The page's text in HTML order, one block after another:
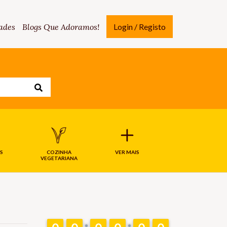
Blogs Que Adoramos! Login / Registo
COZINHA
VEGETARIANA
VER MAIS